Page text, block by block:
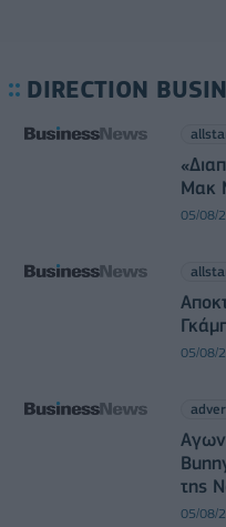
DIRECTION
Μακ
05/08/
05/08/
της
05/08/